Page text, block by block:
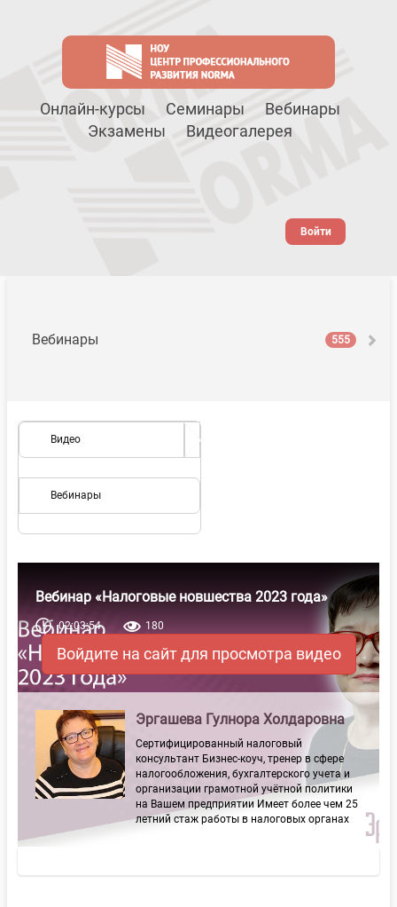
Онлайн-курсы Семинары
Вебинары
Экзамены
Видеогалерея
Войти
Вебинары 555
Видео
Вебинары
Вебинар «Налоговые новшества 2023 года»
02:03:54 180
Войдите на сайт для просмотра видео
Эргашева Гулнора Холдаровна
Сертифицированный налоговый
консультант Бизнес-коуч, тренер в сфере
налогообложения, бухгалтерского учета и
организации грамотной учётной политики
на Вашем предприятии Имеет более чем 25
летний стаж работы в налоговых органах